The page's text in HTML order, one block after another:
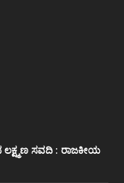
ಸವದಿ : ರಾಜಕೀಯ